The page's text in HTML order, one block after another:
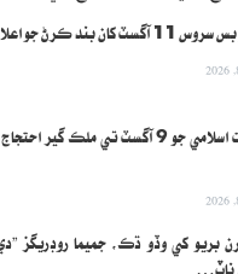
آگسٽ کان بند ڪرڻ جو اعلان
جماعت اسلامي جو 9 آگسٽ تي ملڪ
بريو کي وڏو ڌڪ، جميما روڊريگز